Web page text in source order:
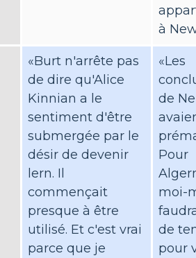
à
«Burt n'arrête pas
de dire qu'Alice
Kinnian a le
sentiment d'être
submergée par le
désir de devenir
lern. Il
commençait
presque à être
utilisé. Et c'est vrai
parce que je
«Les
de
Pour
moi-
de
pour